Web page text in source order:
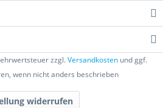
zzgl.Versandkosten und ggf.
wenn nicht anders beschrieben
widerrufen